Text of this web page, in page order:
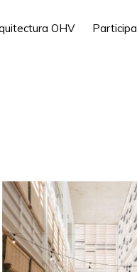
OHV Participa